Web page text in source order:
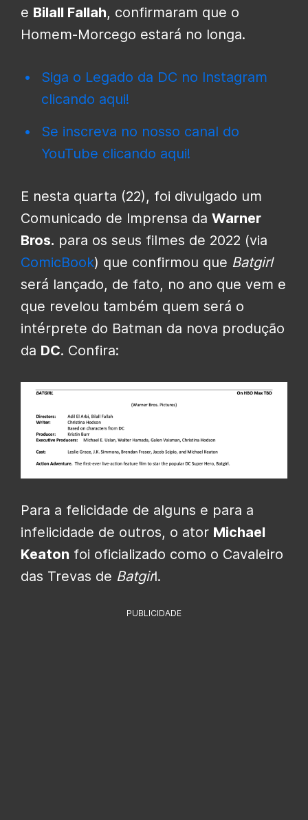
e Bilall Fallah, confirmaram que o
Homem-Morcego estará no longa.
Siga o Legado da DC no Instagram
clicando aqui!
Se inscreva no nosso canal do
YouTube clicando aqui!
E nesta quarta (22), foi divulgado um
Comunicado de Imprensa da Warner
Bros. para os seus filmes de 2022 (via
ComicBook) que confirmou que Batgirl
será lançado, de fato, no ano que vem e
que revelou também quem será o
intérprete do Batman da nova produção
da DC. Confira:
Para a felicidade de alguns e para a
infelicidade de outros, o ator Michael
Keaton foi oficializado como o Cavaleiro
das Trevas de Batgirl.
PUBLICIDADE